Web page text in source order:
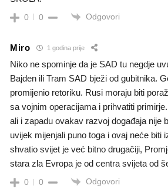
0 0 Odgovori
Miro 1 godina prije
Niko ne spominje da je SAD tu negdje
Bajden ili Tram SAD bježi od gubitnika.
promijenio retoriku. Rusi moraju biti
sa vojnim operacijama i prihvatiti
ali i zapadu ovakav razvoj događaja nije
uvijek mijenjali puno toga i ovaj neće biti
shvatio svijet je već bitno drugačiji,
stara zla Evropa je od centra svijeta od
0 0 Odgovori